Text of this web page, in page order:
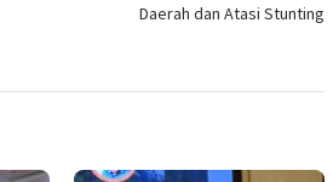
Daerah dan Atasi Stunting